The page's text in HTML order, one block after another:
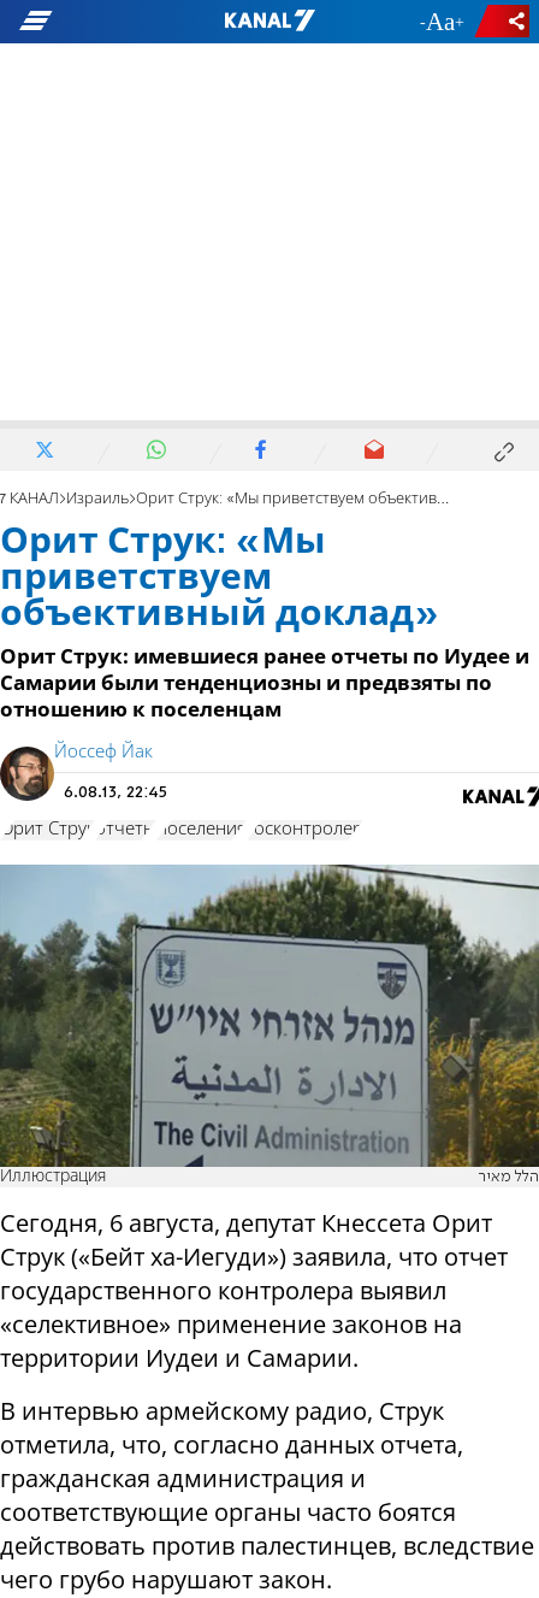
- +
7 КАНАЛ Израиль Орит Струк: «Мы приветствуем объективный доклад»
Орит Струк: «Мы
приветствуем
объективный доклад»
Орит Струк: имевшиеся ранее отчеты по Иудее и
Самарии были тенденциозны и предвзяты по
отношению к поселенцам
Йоссеф Йак
6.08.13, 22:45
Орит Струк отчеты поселения госконтролер
Иллюстрация הלל מאיר
Сегодня, 6 августа, депутат Кнессета Орит
Струк («Бейт ха-Иегуди») заявила, что отчет
государственного контролера выявил
«селективное» применение законов на
территории Иудеи и Самарии.
В интервью армейскому радио, Струк
отметила, что, согласно данных отчета,
гражданская администрация и
соответствующие органы часто боятся
действовать против палестинцев, вследствие
чего грубо нарушают закон.